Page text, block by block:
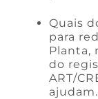
Quais
para
Planta,
do
ART/
ajudam.